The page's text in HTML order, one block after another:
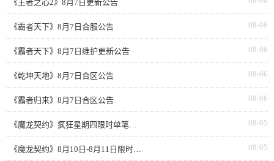
《王者之心2》8月7日更新公告
08-06
《霸者天下》8月7日合服公告
08-06
《霸者天下》8月7日维护更新公告
08-06
《乾坤天地》8月7日合区公告
08-06
《霸者归来》8月7日合区公告
08-05
《魔龙契约》疯狂星期四限时单笔返利
08-05
《魔龙契约》8月10日-8月11日限时活动累充